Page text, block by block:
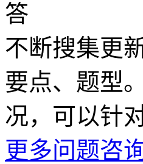
答
不断搜集更
要点、题型
况，可以针
更多问题咨